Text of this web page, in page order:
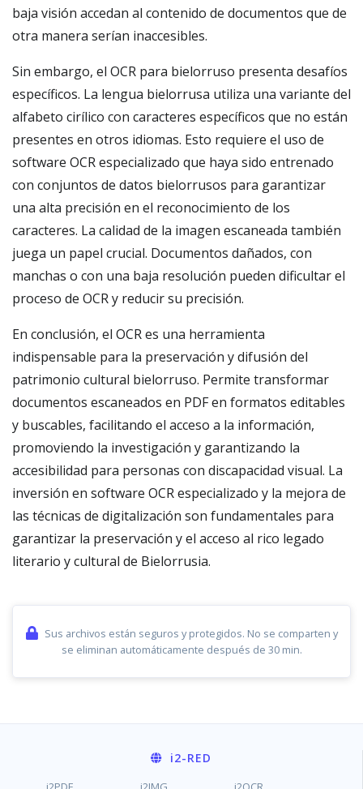
baja visión accedan al contenido de documentos que de
otra manera serían inaccesibles.
Sin embargo, el OCR para bielorruso presenta desafíos
específicos. La lengua bielorrusa utiliza una variante del
alfabeto cirílico con caracteres específicos que no están
presentes en otros idiomas. Esto requiere el uso de
software OCR especializado que haya sido entrenado
con conjuntos de datos bielorrusos para garantizar
una alta precisión en el reconocimiento de los
caracteres. La calidad de la imagen escaneada también
juega un papel crucial. Documentos dañados, con
manchas o con una baja resolución pueden dificultar el
proceso de OCR y reducir su precisión.
En conclusión, el OCR es una herramienta
indispensable para la preservación y difusión del
patrimonio cultural bielorruso. Permite transformar
documentos escaneados en PDF en formatos editables
y buscables, facilitando el acceso a la información,
promoviendo la investigación y garantizando la
accesibilidad para personas con discapacidad visual. La
inversión en software OCR especializado y la mejora de
las técnicas de digitalización son fundamentales para
garantizar la preservación y el acceso al rico legado
literario y cultural de Bielorrusia.
Sus archivos están seguros y protegidos. No se comparten y
se eliminan automáticamente después de 30 min.
i2-RED